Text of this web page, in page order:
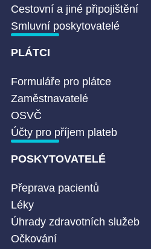
Cestovní a jiné připojištění
Smluvní poskytovatelé
PLÁTCI
Formuláře pro plátce
Zaměstnavatelé
OSVČ
Účty pro příjem plateb
POSKYTOVATELÉ
Přeprava pacientů
Léky
Úhrady zdravotních služeb
Očkování